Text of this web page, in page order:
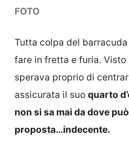
FOTO
Tutta colpa del
fare in fretta e furia.
sperava proprio di
assicurata il suo quarto
non si sa mai da dove
proposta…indecente.